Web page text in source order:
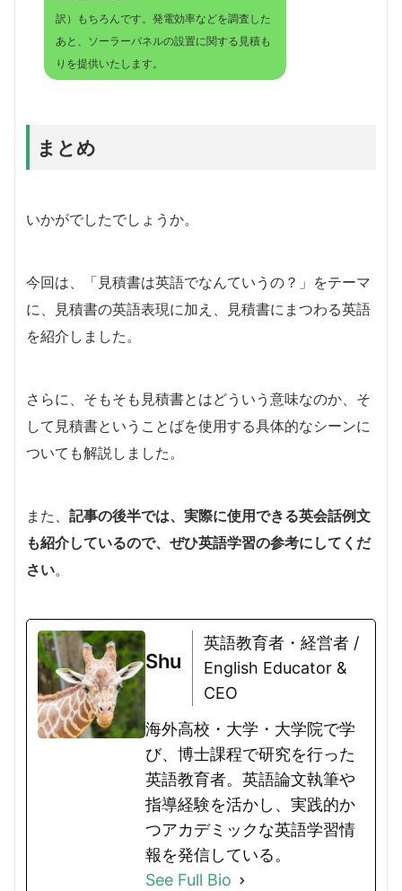
訳）もちろんです。発電効率などを調査した
あと、ソーラーパネルの設置に関する見積も
りを提供いたします。
まとめ
いかがでしたでしょうか。
今回は、「見積書は英語でなんていうの？」をテーマ
に、見積書の英語表現に加え、見積書にまつわる英語
を紹介しました。
さらに、そもそも見積書とはどういう意味なのか、そ
して見積書ということばを使用する具体的なシーンに
ついても解説しました。
また、 記事の後半では、実際に使用できる英会話例文
も紹介しているので、ぜひ英語学習の参考にしてくだ
さい。
Shu
英語教育者・経営者 /
English Educator &
CEO
海外高校・大学・大学院で学
び、博士課程で研究を行った
英語教育者。英語論文執筆や
指導経験を活かし、実践的か
つアカデミックな英語学習情
報を発信している。
See Full Bio